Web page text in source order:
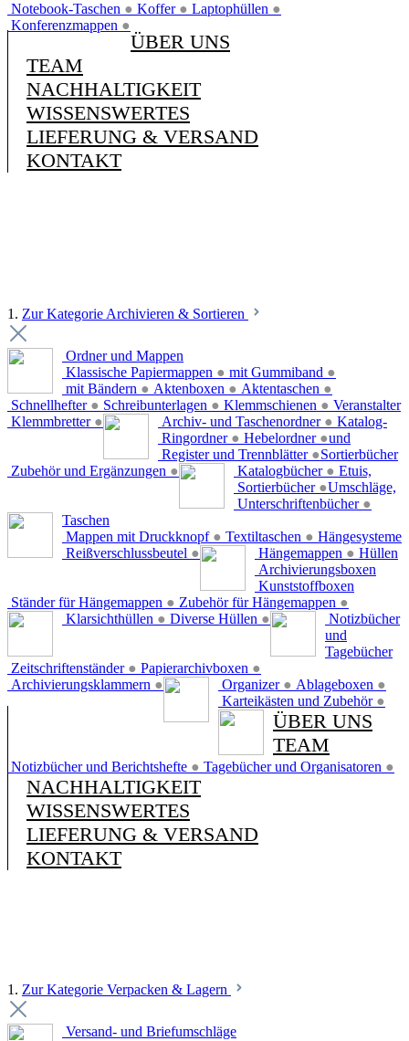
Notebook-Taschen ● Koffer ● Laptophüllen ●
Konferenzmappen ●
ÜBER UNS
TEAM
NACHHALTIGKEIT
WISSENSWERTES
LIEFERUNG & VERSAND
KONTAKT
1. Zur Kategorie Archivieren & Sortieren
Ordner und Mappen
Klassische Papiermappen ● mit Gummiband ●
mit Bändern ● Aktenboxen ● Aktentaschen ●
Schnellhefter ● Schreibunterlagen ● Klemmschienen ●
Klemmbretter ●
Veranstalter
Archiv- und Taschenordner ●
Ringordner ● Hebelordner ●
Register und Trennblätter ●
Zubehör und Ergänzungen ●
Katalog-
und
Sortierbücher
Katalogbücher ●
Sortierbücher ●
Unterschriftenbücher ●
Etuis,
Umschläge,
Taschen
Mappen mit Druckknopf ● Textiltaschen ●
Reißverschlussbeutel ●
Hängesysteme
Hängemappen ●
Ständer für Hängemappen ● Zubehör für Hängemappen ●
Hüllen
Klarsichthüllen ● Diverse Hüllen ●
Archivierungsboxen
Zeitschriftenständer ● Papierarchivboxen ●
Archivierungsklammern ●
Kunststoffboxen
Organizer ● Ablageboxen ●
Karteikästen und Zubehör ●
Notizbücher
und
Tagebücher
Notizbücher und Berichtshefte ● Tagebücher und Organisatoren ●
ÜBER UNS
TEAM
NACHHALTIGKEIT
WISSENSWERTES
LIEFERUNG & VERSAND
KONTAKT
1. Zur Kategorie Verpacken & Lagern
Versand- und Briefumschläge